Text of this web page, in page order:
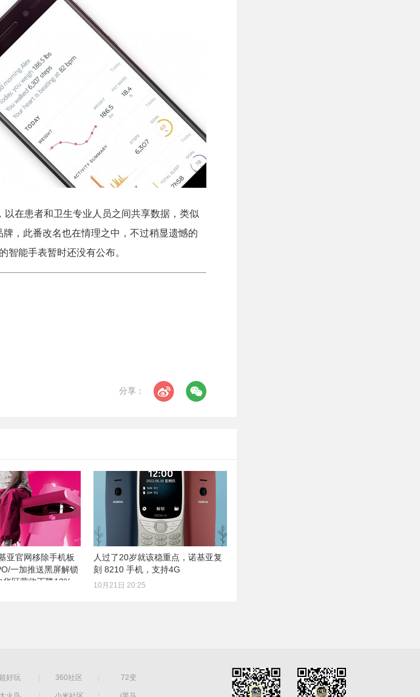
以在患者和卫生专业人员之间共享数据，类似
牌，此番改名也在情理之中，不过稍显遗憾的
智能手表暂时还没有公布。
分享：
亚官网移除手机板
一加推送黑屏解锁
区营收下降13%
人过了20岁就该稳重点，诺基亚复
刻 8210 手机，支持4G
10月21日 20:25
超好玩 360社区 72变